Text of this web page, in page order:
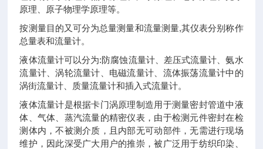
原理、原子物理学原理等。
按测量目的又可分为总量测量和流量测量,其仪表分别称作
总量表和流量计。
液体流量计可以分为:防腐蚀流量计、差压式流量计、氨水
流量计、涡轮流量计、电磁流量计、流体振荡流量计中的
涡街流量计、质量流量计和插入式流量计。
液体流量计是根据卡门涡原理制造用于测量密封管道中液
体、气体、蒸汽流量的精密仪表，由于检测元件密封在检
测体内，不被测介质，且内部无可动部件，无需进行现场
维护，因此深受广大用户的推崇，被广泛用于纺织印染、